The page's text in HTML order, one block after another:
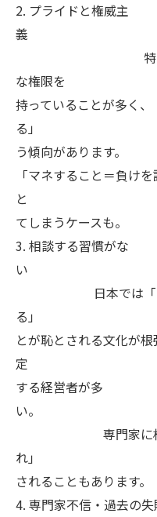
2. プライドと権威主
特に中小企業
な
持っていることが多く
る」
う傾向があります。
「マネすること＝負けを
と
てしまうケースも。
3. 相談する習慣がな
日本では「困っ
る
とが恥とされる文化が
する経営者が多
専門家に相談す
れ」
されることもあります。
4. 専門家不信・過去の